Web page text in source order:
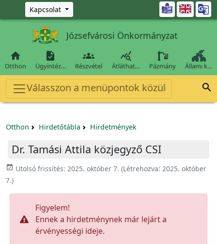
Ugrás a fő tartalomra
Kapcsolat 
Józsefvárosi Önkormányzat

Otthon

Ügyintéz…

Részvétel

Átláthat… Pázmány Állami k…
Válasszon a menüpontok közül 
Otthon Hirdetőtábla Hirdetmények
Dr. Tamási Attila közjegyző CSI
event_available Utolsó frissítés: 2025. október 7. (Létrehozva: 2025. október
7.)
Figyelem!
Ennek a hirdetménynek már lejárt a
érvényességi ideje.